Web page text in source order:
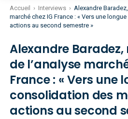
Accueil › Interviews › Alexandre
marché chez IG France : « Vers une
actions au second semestre »
Alexandre
de l’analyse
France : « Vers une
consolidation des
actions au second